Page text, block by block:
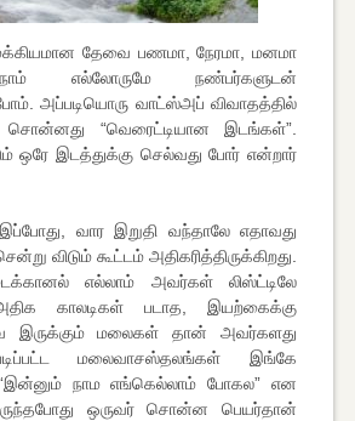
தேவை பணமா, நேரமா, மனமா
எல்லோருமே நண்பர்களுடன்
அப்படியொரு வாட்ஸ்அப் விவாதத்தில்
சொன்னது “வெரைட்டியான இடங்கள்”.
ஒரே இடத்துக்கு செல்வது போர் என்றார்
வார இறுதி வந்தாலே எதாவது
விடும் கூட்டம் அதிகரித்திருக்கிறது.
எல்லாம் அவர்கள் லிஸ்ட்டிலே
காலடிகள் படாத, இயற்கைக்கு
இருக்கும் மலைகள் தான் அவர்களது
மலைவாசஸ்தலங்கள் இங்கே
“இன்னும் நாம எங்கெல்லாம் போகல” என
ஒருவர் சொன்ன பெயர்தான்